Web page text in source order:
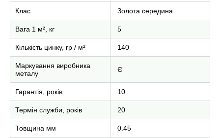
Клас Золота середина
Вага 1 м², кг 5
Кількість цинку, гр / м² 140
Маркування виробника
металу
Є
Гарантія, років 10
Термін служби, років 20
Товщина мм 0.45